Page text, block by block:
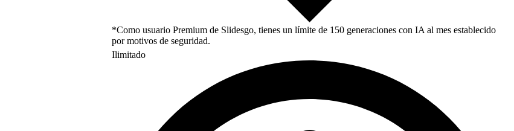
*Como usuario Premium de Slidesgo, tienes un límite de 150 generaciones con IA al mes establecido
por motivos de seguridad.
Ilimitado